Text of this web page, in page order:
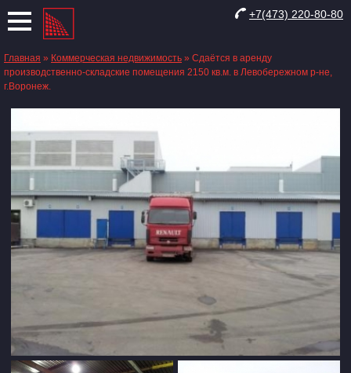
+7(473) 220-80-80
Главная » Коммерческая недвижимость » Сдаётся в аренду
производственно-складские помещения 2150 кв.м. в Левобережном р-не,
г.Воронеж.